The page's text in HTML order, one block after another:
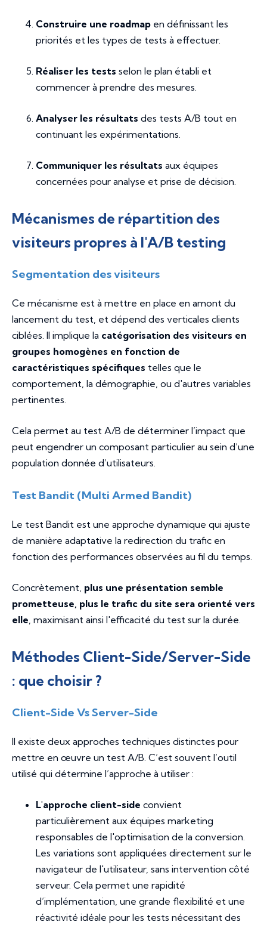
Construire une roadmap en définissant les
priorités et les types de tests à effectuer.
Réaliser les tests selon le plan établi et
commencer à prendre des mesures.
Analyser les résultats des tests A/B tout en
continuant les expérimentations.
Communiquer les résultats aux équipes
concernées pour analyse et prise de décision.
Mécanismes de répartition des
visiteurs propres à l'A/B testing
Segmentation des visiteurs
Ce mécanisme est à mettre en place en amont du
lancement du test, et dépend des verticales clients
ciblées. Il implique la catégorisation des visiteurs en
groupes homogènes en fonction de
caractéristiques spécifiques telles que le
comportement, la démographie, ou d'autres variables
pertinentes.
Cela permet au test A/B de déterminer l’impact que
peut engendrer un composant particulier au sein d’une
population donnée d’utilisateurs.
Test Bandit (Multi Armed Bandit)
Le test Bandit est une approche dynamique qui ajuste
de manière adaptative la redirection du trafic en
fonction des performances observées au fil du temps.
Concrètement, plus une présentation semble
prometteuse, plus le trafic du site sera orienté vers
elle, maximisant ainsi l'efficacité du test sur la durée.
Méthodes Client-Side/Server-Side
: que choisir ?
Client-Side Vs Server-Side
Il existe deux approches techniques distinctes pour
mettre en œuvre un test A/B. C’est souvent l’outil
utilisé qui détermine l’approche à utiliser :
L'approche client-side convient
particulièrement aux équipes marketing
responsables de l'optimisation de la conversion.
Les variations sont appliquées directement sur le
navigateur de l'utilisateur, sans intervention côté
serveur. Cela permet une rapidité
d’implémentation, une grande flexibilité et une
réactivité idéale pour les tests nécessitant des